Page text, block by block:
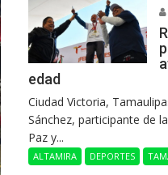
edad
Ciudad Victoria,
Sánchez, participante de
Paz y...
ALTAMIRA DEPORTES